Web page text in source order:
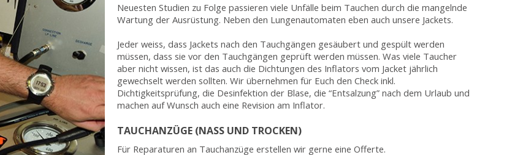
Neuesten Studien zu Folge passieren viele Unfälle beim Tauchen durch die mangelnde
Wartung der Ausrüstung. Neben den Lungenautomaten eben auch unsere Jackets.
Jeder weiss, dass Jackets nach den Tauchgängen gesäubert und gespült werden
müssen, dass sie vor den Tauchgängen geprüft werden müssen. Was viele Taucher
aber nicht wissen, ist das auch die Dichtungen des Inflators vom Jacket jährlich
gewechselt werden sollten. Wir übernehmen für Euch den Check inkl.
Dichtigkeitsprüfung, die Desinfektion der Blase, die “Entsalzung” nach dem Urlaub und
machen auf Wunsch auch eine Revision am Inflator.
TAUCHANZÜGE (NASS UND TROCKEN)
Für Reparaturen an Tauchanzüge erstellen wir gerne eine Offerte.